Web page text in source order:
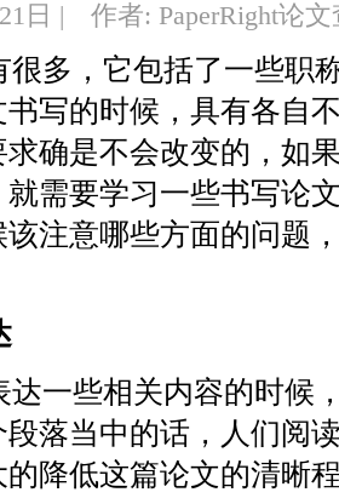
21日 | 作者: PaperRight论
很多，它包括了一些职
写的时候，具有各自
确是不会改变的，如
需要学习一些书写论
注意哪些方面的问题
达一些相关内容的时候
落当中的话，人们阅
降低这篇论文的清晰